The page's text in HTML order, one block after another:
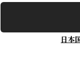
日本